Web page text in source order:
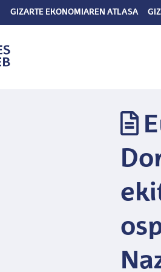
GIZARTE EKONOMIAREN ATLASA